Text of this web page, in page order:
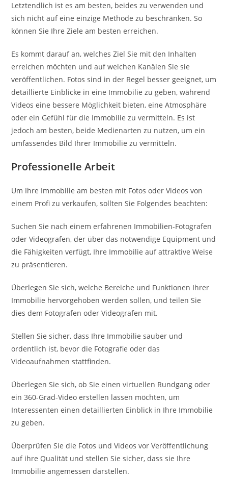
Letztendlich ist es am besten, beides zu verwenden und
sich nicht auf eine einzige Methode zu beschränken. So
können Sie Ihre Ziele am besten erreichen.
Es kommt darauf an, welches Ziel Sie mit den Inhalten
erreichen möchten und auf welchen Kanälen Sie sie
veröffentlichen. Fotos sind in der Regel besser geeignet, um
detaillierte Einblicke in eine Immobilie zu geben, während
Videos eine bessere Möglichkeit bieten, eine Atmosphäre
oder ein Gefühl für die Immobilie zu vermitteln. Es ist
jedoch am besten, beide Medienarten zu nutzen, um ein
umfassendes Bild Ihrer Immobilie zu vermitteln.
Professionelle Arbeit
Um Ihre Immobilie am besten mit Fotos oder Videos von
einem Profi zu verkaufen, sollten Sie Folgendes beachten:
Suchen Sie nach einem erfahrenen Immobilien-Fotografen
oder Videografen, der über das notwendige Equipment und
die Fähigkeiten verfügt, Ihre Immobilie auf attraktive Weise
zu präsentieren.
Überlegen Sie sich, welche Bereiche und Funktionen Ihrer
Immobilie hervorgehoben werden sollen, und teilen Sie
dies dem Fotografen oder Videografen mit.
Stellen Sie sicher, dass Ihre Immobilie sauber und
ordentlich ist, bevor die Fotografie oder das
Videoaufnahmen stattfinden.
Überlegen Sie sich, ob Sie einen virtuellen Rundgang oder
ein 360-Grad-Video erstellen lassen möchten, um
Interessenten einen detaillierten Einblick in Ihre Immobilie
zu geben.
Überprüfen Sie die Fotos und Videos vor Veröffentlichung
auf ihre Qualität und stellen Sie sicher, dass sie Ihre
Immobilie angemessen darstellen.